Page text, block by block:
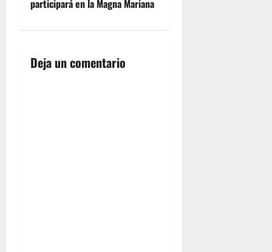
c
participará en la Magna Mariana
Deja un comentario